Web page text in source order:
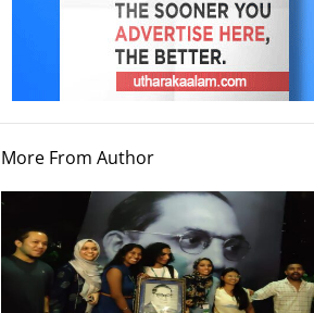
More From Author